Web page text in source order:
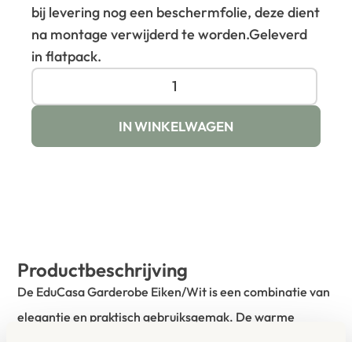
bij levering nog een beschermfolie, deze dient
na montage verwijderd te worden.Geleverd
in flatpack.
IN WINKELWAGEN
Productbeschrijving
De EduCasa Garderobe Eiken/Wit is een combinatie van
elegantie en praktisch gebruiksgemak. De warme